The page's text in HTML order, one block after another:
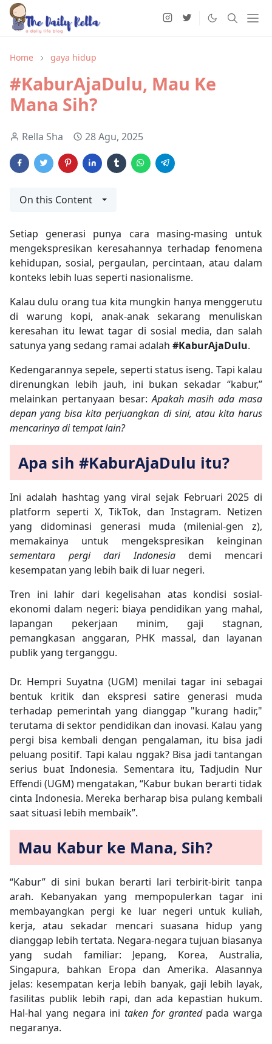
Home gaya hidup
#KaburAjaDulu, Mau Ke
Mana Sih?
Rella Sha 28 Agu, 2025
On this Content
Setiap generasi punya cara masing-masing untuk
mengekspresikan keresahannya terhadap fenomena
kehidupan, sosial, pergaulan, percintaan, atau dalam
konteks lebih luas seperti nasionalisme.
Kalau dulu orang tua kita mungkin hanya menggerutu
di warung kopi, anak-anak sekarang menuliskan
keresahan itu lewat tagar di sosial media, dan salah
satunya yang sedang ramai adalah #KaburAjaDulu.
Kedengarannya sepele, seperti status iseng. Tapi kalau
direnungkan lebih jauh, ini bukan sekadar “kabur,”
melainkan pertanyaan besar:Apakah masih ada masa
depan yang bisa kita perjuangkan di sini, atau kita harus
mencarinya di tempat lain?
Apa sih #KaburAjaDulu itu?
Ini adalah hashtag yang viral sejak Februari 2025 di
platform seperti X, TikTok, dan Instagram. Netizen
yang didominasi generasi muda (milenial-gen z),
memakainya untuk mengekspresikan keinginan
sementara pergi dari Indonesiademi mencari
kesempatan yang lebih baik di luar negeri.
Tren ini lahir dari kegelisahan atas kondisi sosial-
ekonomi dalam negeri: biaya pendidikan yang mahal,
lapangan pekerjaan minim, gaji stagnan,
pemangkasan anggaran, PHK massal, dan layanan
publik yang terganggu.
Dr. Hempri Suyatna (UGM) menilai tagar ini sebagai
bentuk kritik dan ekspresi satire generasi muda
terhadap pemerintah yang dianggap "kurang hadir,"
terutama di sektor pendidikan dan inovasi. Kalau yang
pergi bisa kembali dengan pengalaman, itu bisa jadi
peluang positif. Tapi kalau nggak? Bisa jadi tantangan
serius buat Indonesia. Sementara itu, Tadjudin Nur
Effendi (UGM) mengatakan, “Kabur bukan berarti tidak
cinta Indonesia. Mereka berharap bisa pulang kembali
saat situasi lebih membaik”.
Mau Kabur ke Mana, Sih?
“Kabur” di sini bukan berarti lari terbirit-birit tanpa
arah. Kebanyakan yang mempopulerkan tagar ini
membayangkan pergi ke luar negeri untuk kuliah,
kerja, atau sekadar mencari suasana hidup yang
dianggap lebih tertata. Negara-negara tujuan biasanya
yang sudah familiar: Jepang, Korea, Australia,
Singapura, bahkan Eropa dan Amerika. Alasannya
jelas: kesempatan kerja lebih banyak, gaji lebih layak,
fasilitas publik lebih rapi, dan ada kepastian hukum.
Hal-hal yang negara ini taken for grantedpada warga
negaranya.